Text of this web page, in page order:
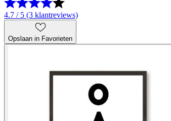
4.7 / 5 (3 klantreviews)
Opslaan in Favorieten